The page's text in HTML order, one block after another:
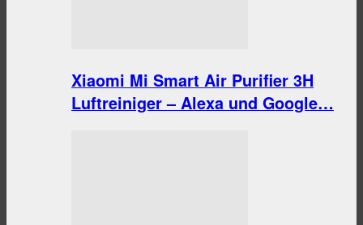
Xiaomi Mi Smart Air Purifier 3H
Luftreiniger – Alexa und Google…